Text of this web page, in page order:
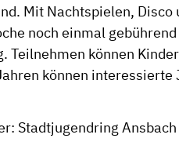
Mit Nachtspielen,
noch einmal
Teilnehmen können
können
Stadtjugendring